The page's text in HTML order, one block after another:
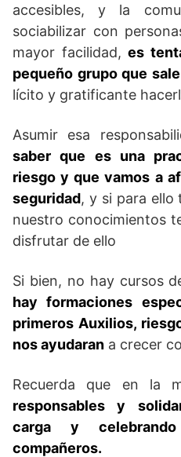
accesibles, y la
sociabilizar con
mayor facilidad,es
pequeño grupo que
lícito y gratificante
Asumir esa
saber que es una
riesgo y que vamos a
seguridad, y si para ello
nuestro conocimientos
disfrutar de ello
Si bien, no hay cursos
hay formaciones
primeros Auxilios,
nos ayudaran a crecer
Recuerda que en la
responsables y
carga y
compañeros.